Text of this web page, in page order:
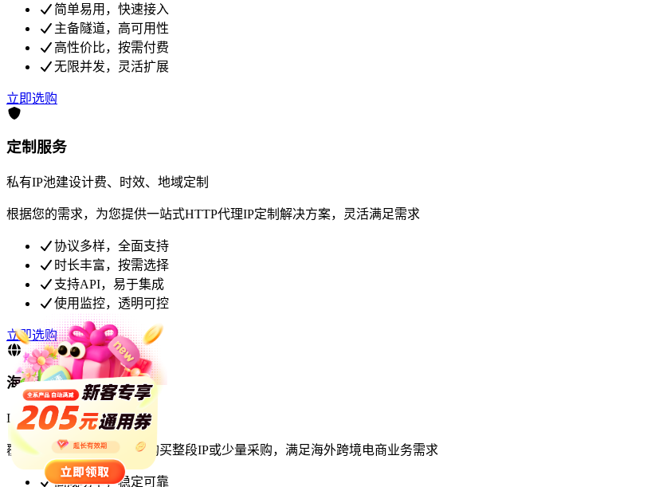
简单易用，快速接入
主备隧道，高可用性
高性价比，按需付费
无限并发，灵活扩展
立即选购
定制服务
私有IP池建设计费、时效、地域定制
根据您的需求，为您提供一站式HTTP代理IP定制解决方案，灵活满足需求
协议多样，全面支持
时长丰富，按需选择
支持API，易于集成
使用监控，透明可控
立即选购
海外静态代理
ISP静态住宅
覆盖全球主要地区，支持购买整段IP或少量采购，满足海外跨境电商业务需求
高成功率，稳定可靠